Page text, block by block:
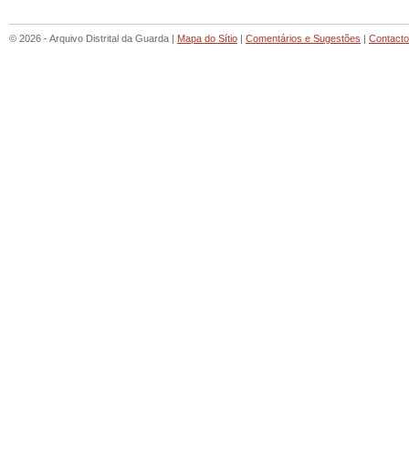
© 2026 - Arquivo Distrital da Guarda | Mapa do Sítio | Comentários e Sugestões |